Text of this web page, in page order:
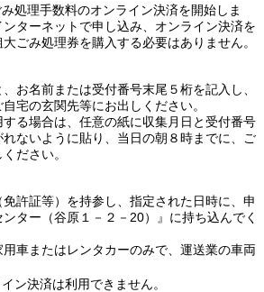
処理手数料のオンライン決済を開始しま
ターネットで申し込み、オンライン決済を
ごみ処理券を購入する必要はありません。
お名前または受付番号末尾５桁を記入し、
宅の玄関先等にお出しください。
る場合は、任意の紙に収集月日と受付番号
ないように貼り、当日の朝８時までに、ご
ださい。
許証等）を持参し、指定された日時に、申
ター（谷原１－２－20）』に持ち込んでく
車またはレンタカーのみで、運送業の車両
ン決済は利用できません。